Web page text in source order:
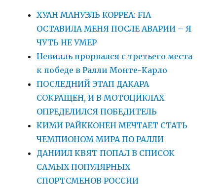
ХУАН МАНУЭЛЬ КОРРЕА: FIA
ОСТАВИЛА МЕНЯ ПОСЛЕ АВАРИИ – Я
ЧУТЬ НЕ УМЕР
Невилль прорвался с третьего места
к победе в Ралли Монте-Карло
ПОСЛЕДНИЙ ЭТАП ДАКАРА
СОКРАЩЕН, И В МОТОЦИКЛАХ
ОПРЕДЕЛИЛСЯ ПОБЕДИТЕЛЬ
КИМИ РАЙККОНЕН МЕЧТАЕТ СТАТЬ
ЧЕМПИОНОМ МИРА ПО РАЛЛИ
ДАНИИЛ КВЯТ ПОПАЛ В СПИСОК
САМЫХ ПОПУЛЯРНЫХ
СПОРТСМЕНОВ РОССИИ